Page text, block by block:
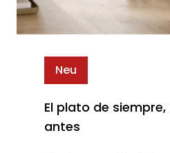
Neu
El plato de
antes